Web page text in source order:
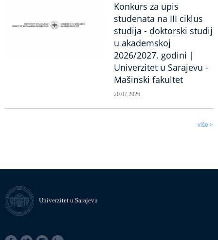
Konkurs za upis
studenata na III ciklus
studija - doktorski studij
u akademskoj
2026/2027. godini |
Univerzitet u Sarajevu -
Mašinski fakultet
20.07.2026.
više >
Univerzitet u Sarajevu